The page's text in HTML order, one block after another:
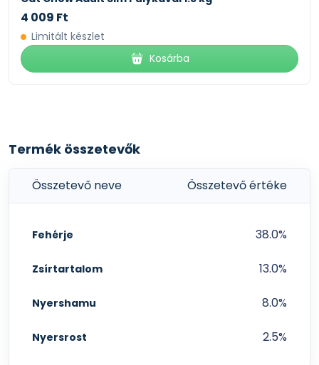
4 009 Ft
Limitált készlet
Kosárba
Termék összetevők
Összetevő neve Összetevő értéke
Fehérje 38.0%
Zsírtartalom 13.0%
Nyershamu 8.0%
Nyersrost 2.5%